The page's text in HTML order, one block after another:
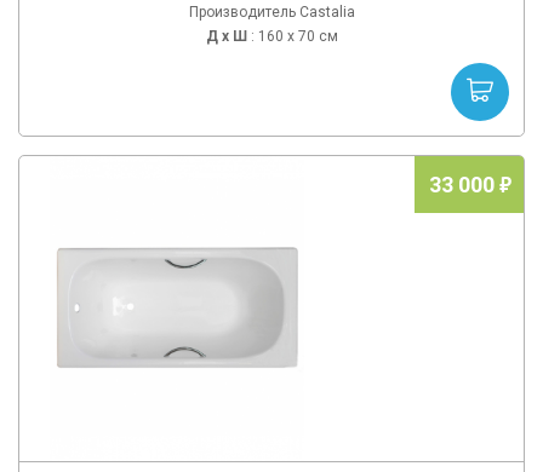
Производитель Castalia
Д х Ш : 160 x 70 см
33 000